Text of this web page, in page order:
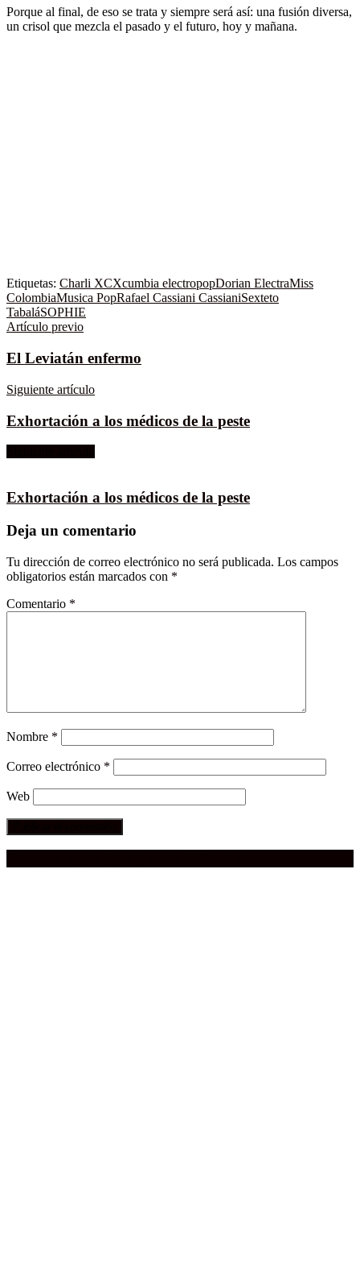
Porque al final, de eso se trata y siempre será así: una fusión diversa,
un crisol que mezcla el pasado y el futuro, hoy y mañana.
Etiquetas: Charli XCXcumbia electropopDorian ElectraMiss
ColombiaMusica PopRafael Cassiani CassianiSexteto
TabaláSOPHIE
Artículo previo
El Leviatán enfermo
Siguiente artículo
Exhortación a los médicos de la peste
Exhortación a los médicos de la peste
Deja un comentario
Tu dirección de correo electrónico no será publicada. Los campos
obligatorios están marcados con *
Comentario *
Nombre *
Correo electrónico *
Web